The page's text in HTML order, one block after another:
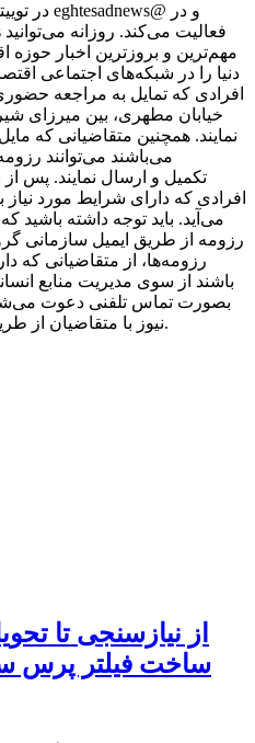
مهم‌ترین و بروزترین اخبار حوزه
دنیا را در شبکه‌های اجتماعی
افرادی که تمایل به مراجعه
نمایند. همچنین متقاضیانی که
می‌باشند می‌توانند
افرادی که دارای شرایط مورد
می‌آید. باید توجه داشته باشید
رزومه از طریق ایمیل سازمانی
رزومه‌ها، از متقاضیانی که
باشند از سوی مدیریت منابع
بصورت تماس تلفنی دعوت
نیوز با متقاضیان از طریق پیامک یا ایمیل تماس نمی‌گیرد.
از نیازسنجی تا
ساخت فیلتر پرس